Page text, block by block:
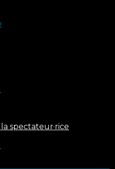
spectateur·rice